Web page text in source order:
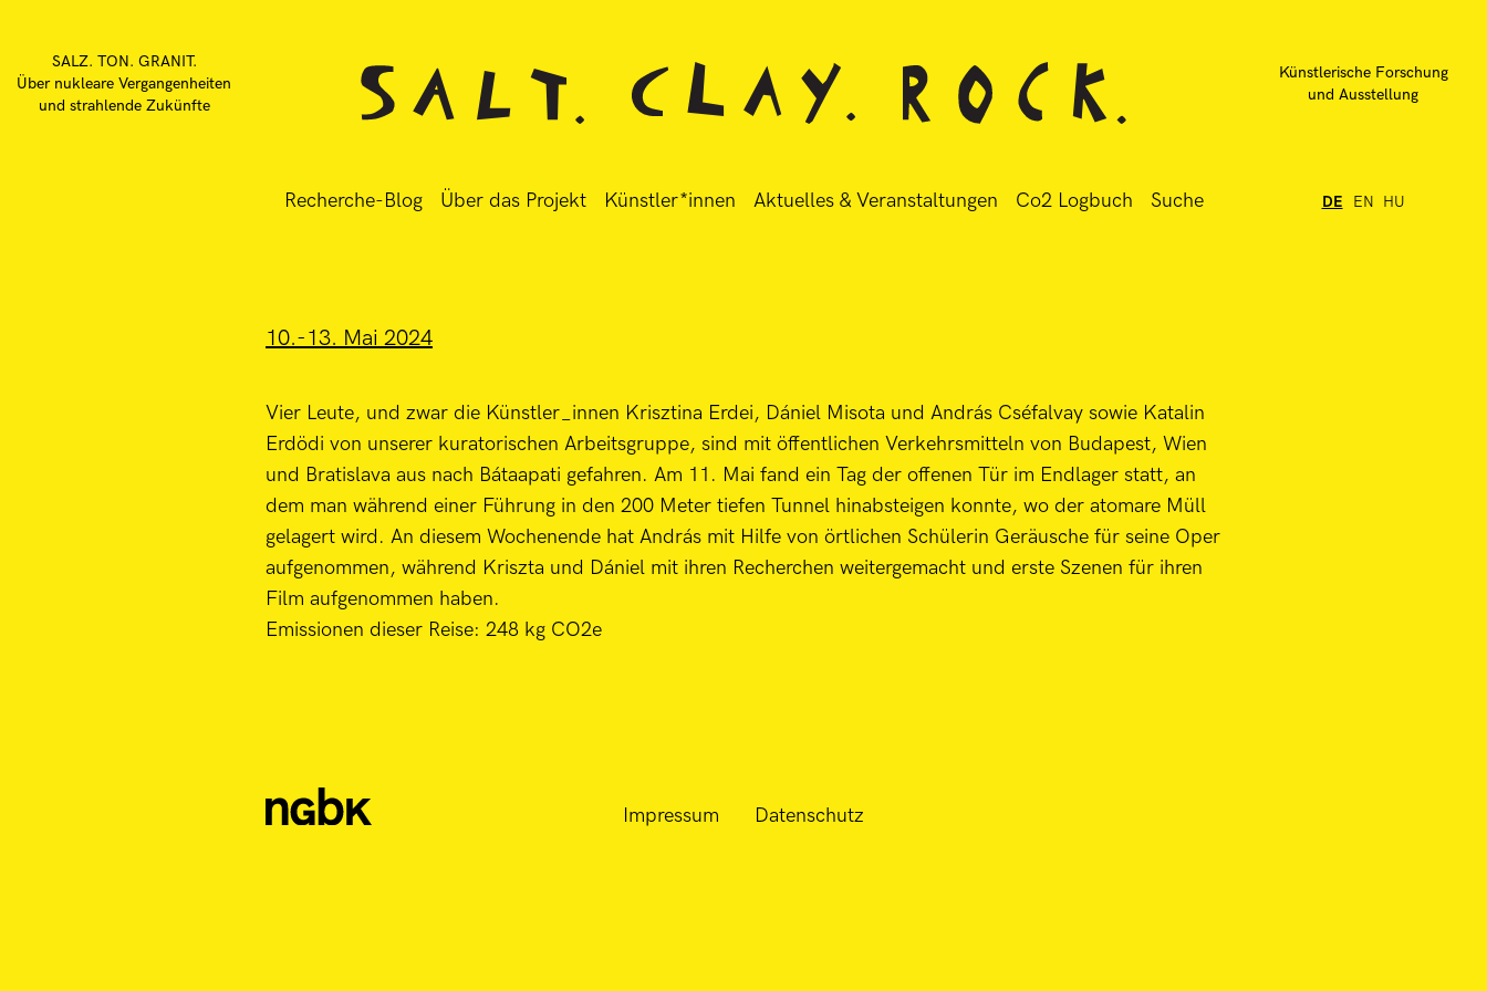
SALZ. TON. GRANIT.
Über nukleare Vergangenheiten
und strahlende Zukünfte
Künstlerische Forschung
und Ausstellung
Recherche-Blog Über das Projekt Künstler*innen Aktuelles & Veranstaltungen Co2 Logbuch Suche DE EN HU
10.-13. Mai 2024
Vier Leute, und zwar die Künstler_innen Krisztina Erdei, Dániel Misota und András Cséfalvay sowie Katalin
Erdödi von unserer kuratorischen Arbeitsgruppe, sind mit öffentlichen Verkehrsmitteln von Budapest, Wien
und Bratislava aus nach Bátaapati gefahren. Am 11. Mai fand ein Tag der offenen Tür im Endlager statt, an
dem man während einer Führung in den 200 Meter tiefen Tunnel hinabsteigen konnte, wo der atomare Müll
gelagert wird. An diesem Wochenende hat András mit Hilfe von örtlichen Schülerin Geräusche für seine Oper
aufgenommen, während Kriszta und Dániel mit ihren Recherchen weitergemacht und erste Szenen für ihren
Film aufgenommen haben.
Emissionen dieser Reise: 248 kg CO2e
Impressum Datenschutz